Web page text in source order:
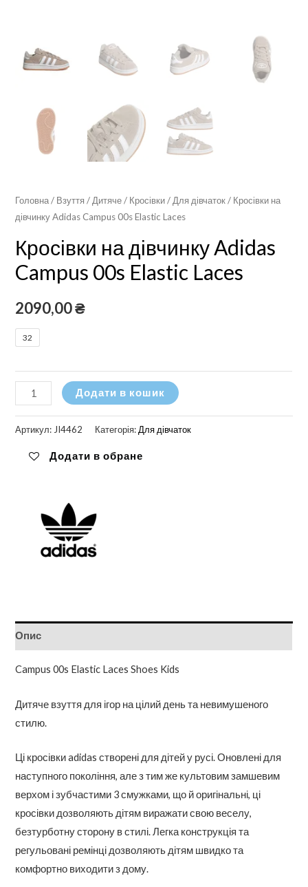
Головна/ Взуття / Дитяче/ Кросівки/ Для дівчаток/ Кросівки на
дівчинку Adidas Campus 00s Elastic Laces
Кросівки на дівчинку Adidas
Campus 00s Elastic Laces
2090,00₴
32
Кросівки
на
дівчинку
Campus
Laces
кількість
Додати в кошик
Артикул: JI4462 Категорія: Для дівчаток
Додати в обране
Опис
Campus 00s Elastic Laces Shoes Kids
Дитяче взуття для ігор на цілий день та невимушеного
стилю.
Ці кросівки adidas створені для дітей у русі. Оновлені для
наступного покоління, але з тим же культовим замшевим
верхом і зубчастими 3 смужками, що й оригінальні, ці
кросівки дозволяють дітям виражати свою веселу,
безтурботну сторону в стилі. Легка конструкція та
регульовані ремінці дозволяють дітям швидко та
комфортно виходити з дому.